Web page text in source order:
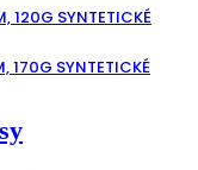
120G SYNTETICKÉ
170G SYNTETICKÉ